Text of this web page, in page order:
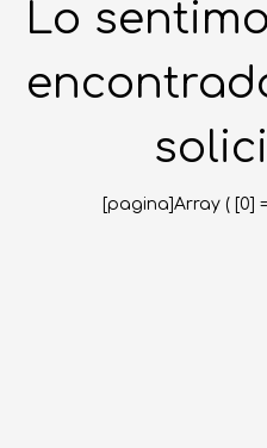
Lo
[pagina]Array ( [0]